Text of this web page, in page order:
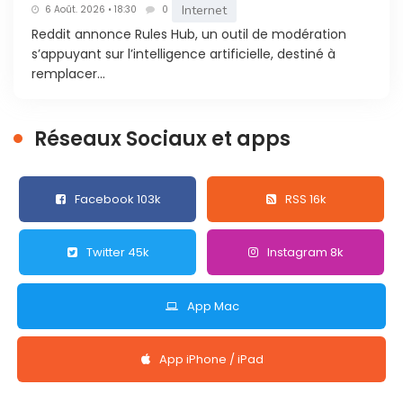
6 Août. 2026 • 18:30 0 Internet
Reddit annonce Rules Hub, un outil de modération
s’appuyant sur l’intelligence artificielle, destiné à
remplacer...
Réseaux Sociaux et apps
Facebook 103k RSS 16k
Twitter 45k Instagram 8k
App Mac
App iPhone / iPad